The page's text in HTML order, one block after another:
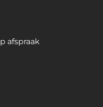
afspraak